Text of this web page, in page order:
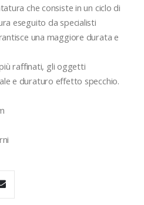
che consiste in un ciclo di
eseguito da specialisti
una maggiore durata e
raffinati, gli oggetti
e duraturo effetto specchio.